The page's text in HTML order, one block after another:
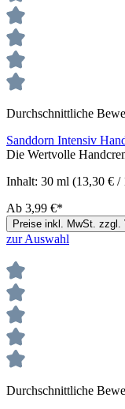
Durchschnittliche
Sanddorn Intensiv
Die Wertvolle
Inhalt: 30 ml (13,30 € /
Ab 3,99 €*
Preise inkl. MwSt. zzgl.
zur Auswahl
Durchschnittliche